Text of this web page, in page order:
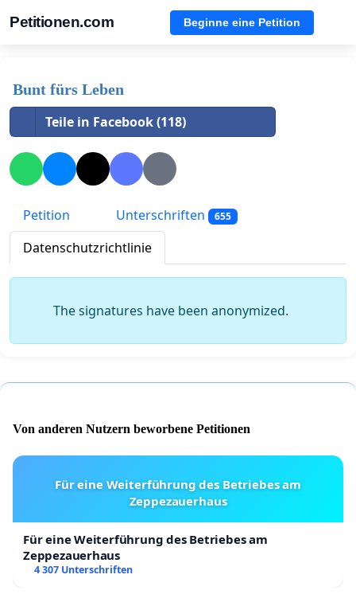
Petitionen.com Beginne eine Petition
Bunt fürs Leben
Teile in Facebook (118)
Petition Unterschriften 655
Datenschutzrichtlinie
The signatures have been anonymized.
Von anderen Nutzern beworbene Petitionen
Für eine Weiterführung des Betriebes am
Zeppezauerhaus
Für eine Weiterführung des Betriebes am
Zeppezauerhaus
4 307 Unterschriften